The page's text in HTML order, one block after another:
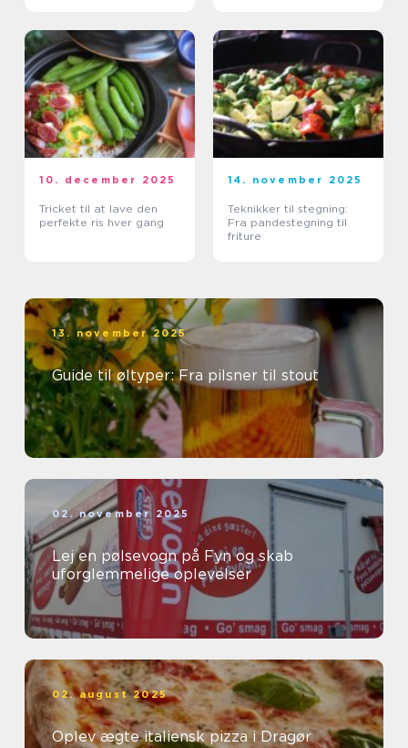
10. december 2025
Tricket til at lave den
perfekte ris hver gang
14. november 2025
Teknikker til stegning:
Fra pandestegning til
friture
13. november 2025
Guide til øltyper: Fra pilsner til stout
02. november 2025
Lej en pølsevogn på Fyn og skab
uforglemmelige oplevelser
02. august 2025
Oplev ægte italiensk pizza i Dragør